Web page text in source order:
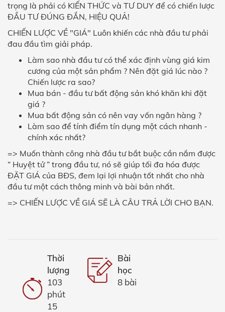
trọng là phải có KIẾN THỨC và TƯ DUY để có chiến lược
ĐẦU TƯ ĐÚNG ĐẮN, HIỆU QUẢ!
CHIẾN LƯỢC VỀ "GIÁ" Luôn khiến các nhà đầu tư phải
đau đầu tìm giải pháp.
Làm sao nhà đầu tư có thể xác định vùng giá kim
cương của một sản phẩm ? Nên đặt giá lúc nào ?
Chiến lược ra sao?
Mua bán - đầu tư bất động sản khó khăn khi đặt
giá ?
Mua bất động sản có nên vay vốn ngân hàng ?
Làm sao để tính điểm tín dụng một cách nhanh -
chính xác nhất?
=> Muốn thành công nhà đầu tư bắt buộc cần nắm được
“ Huyệt tử ” trong đầu tư, nó sẽ giúp tối đa hóa được
ĐẶT GIÁ của BĐS, đem lại lợi nhuận tốt nhất cho nhà
đầu tư một cách thông minh và bài bản nhất.
=> CHIẾN LƯỢC VỀ GIÁ SẼ LÀ CÂU TRẢ LỜI CHO BẠN.
Thời
lượng
103
phút
15
Bài
học
8 bài